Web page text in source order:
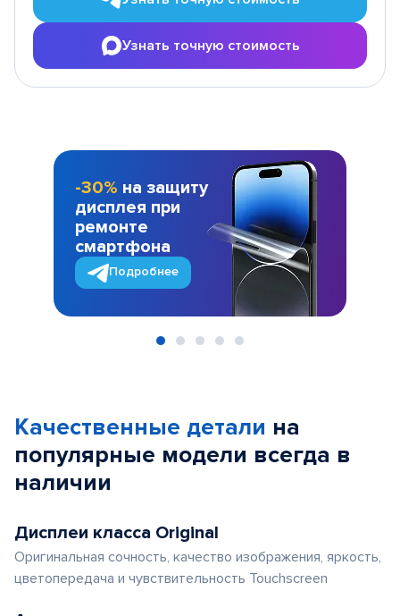
Узнать точную стоимость
-30% на защиту
дисплея при
ремонте
смартфона
Подробнее
Качественные детали на
популярные модели всегда в
наличии
Дисплеи класса Original
Оригинальная сочность, качество изображения, яркость,
цветопередача и чувствительность Touchscreen